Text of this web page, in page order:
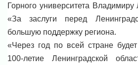
Горного университета
«За заслуги перед
большую поддержку региона.
«Через год по всей стране
100-летие Ленинградской